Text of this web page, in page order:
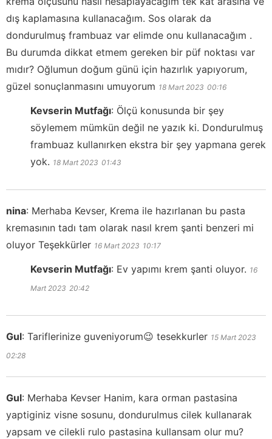
dış kaplamasına kullanacağım. Sos olarak da
dondurulmuş frambuaz var elimde onu kullanacağım .
Bu durumda dikkat etmem gereken bir püf noktası var
mıdır? Oğlumun doğum günü için hazırlık yapıyorum,
güzel sonuçlanmasını umuyorum 18 Mart 2023 00:16
Kevserin Mutfağı: Ölçü konusunda bir şey
söylemem mümkün değil ne yazık ki. Dondurulmuş
frambuaz kullanırken ekstra bir şey yapmana gerek
yok. 18 Mart 2023 01:43
nina: Merhaba Kevser, Krema ile hazırlanan bu pasta
kremasının tadı tam olarak nasıl krem şanti benzeri mi
oluyor Teşekkürler 16 Mart 2023 10:17
Kevserin Mutfağı: Ev yapımı krem şanti oluyor. 16
Mart 2023 20:42
Gul: Tariflerinize guveniyorum😉 tesekkurler 15 Mart 2023
02:28
Gul: Merhaba Kevser Hanim, kara orman pastasina
yaptiginiz visne sosunu, dondurulmus cilek kullanarak
yapsam ve cilekli rulo pastasina kullansam olur mu?